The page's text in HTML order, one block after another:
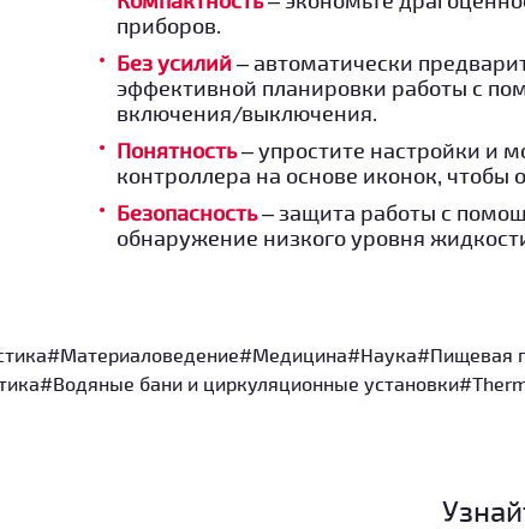
приборов.
Без усилий – автоматически
эффективной планировки работы с
включения/выключения.
Понятность– упростите настройки и
контроллера на основе иконок, чтобы
Безопасность– защита работы с
обнаружение низкого уровня
#Материаловедение#Медицина#Наука#Пищевая
#Водяные бани и циркуляционные установки